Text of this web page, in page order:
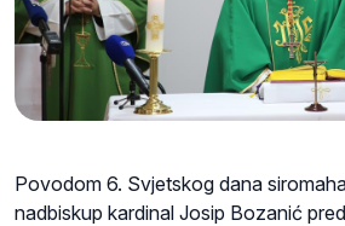
Povodom 6. Svjetskog dana
nadbiskup kardinal Josip Bozanić